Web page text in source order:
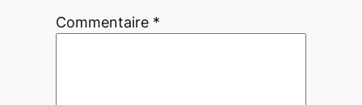
Commentaire *